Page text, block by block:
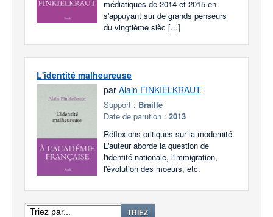
médiatiques de 2014 et 2015 en
s'appuyant sur de grands penseurs
du vingtième sièc [...]
L'identité malheureuse
par Alain FINKIELKRAUT
Support : Braille
Date de parution : 2013
Réflexions critiques sur la modernité.
L'auteur aborde la question de
l'identité nationale, l'immigration,
l'évolution des moeurs, etc.
TRIEZ